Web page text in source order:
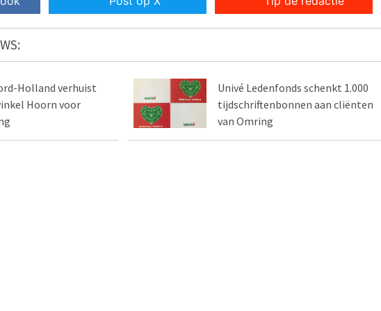
Holland verhuist
Hoorn voor
Univé Ledenfonds schenkt 1.000
tijdschriftenbonnen aan cliënten
van Omring